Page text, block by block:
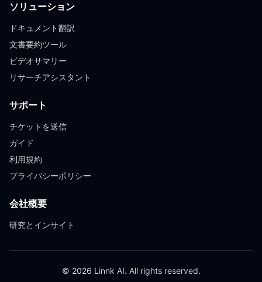
ソリューション
ドキュメント翻訳
文書要約ツール
ビデオサマリー
リサーチアシスタント
サポート
チケットを送信
ガイド
利用規約
プライバシーポリシー
会社概要
研究とインサイト
© 2026 Linnk AI. All rights reserved.